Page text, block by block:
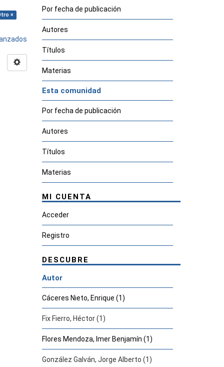
×
Por fecha de publicación
Autores
Títulos
Materias
Esta comunidad
Por fecha de publicación
Autores
Títulos
Materias
MI CUENTA
Acceder
Registro
DESCUBRE
Autor
Cáceres Nieto, Enrique (1)
Fix Fierro, Héctor (1)
Flores Mendoza, Imer Benjamín (1)
González Galván, Jorge Alberto (1)